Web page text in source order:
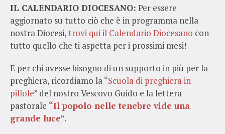
IL CALENDARIO DIOCESANO: Per essere
aggiornato su tutto ciò che è in programma nella
nostra Diocesi,trovi qui il Calendario Diocesano con
tutto quello che ti aspetta per i prossimi mesi!
E per chi avesse bisogno di un supporto in più per la
preghiera, ricordiamo la “Scuola di preghiera in
pillole” del nostro Vescovo Guido e la lettera
pastorale “Il popolo nelle tenebre vide una
grande luce”.